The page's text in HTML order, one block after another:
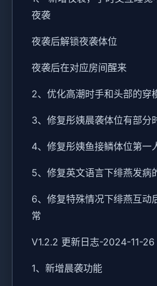
夜袭
夜袭后解锁夜袭体位
夜袭后在对应房间醒来
2、优化高潮时手和头部的穿
3、修复彤姨晨袭体位有部分
4、修复彤姨鱼接鳞体位第一
5、修复英文语言下绯燕发病
6、修复特殊情况下绯燕互动
常
V1.2.2 更新日志-2024-11-26
1、新增晨袭功能